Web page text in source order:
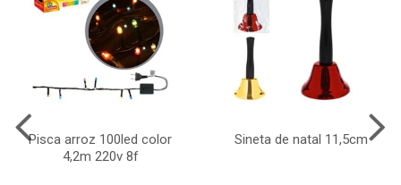
Pisca arroz 100led color
4,2m 220v 8f
Sineta de natal 11,5cm